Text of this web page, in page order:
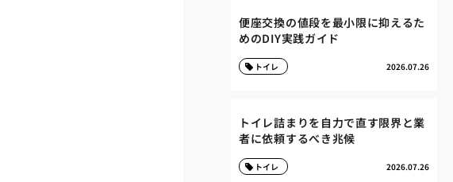
便座交換の値段を最小限に抑えるた
めのDIY実践ガイド
2026.07.26
トイレ
トイレ詰まりを自力で直す限界と業
者に依頼するべき兆候
2026.07.26
トイレ